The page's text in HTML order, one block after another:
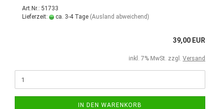
Art.Nr.: 51733
Lieferzeit:
ca. 3-4 Tage (Ausland abweichend)
39,00 EUR
inkl. 7% MwSt. zzgl. Versand
IN DEN WARENKORB